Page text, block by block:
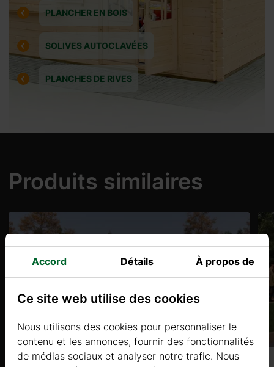
PLANCHER EN BOIS
SOLIVES AUTOCLAVÉES
PLANCHES DE RIVES
Produits similaires
5
Accord Détails À propos de
Ce site web utilise des cookies
Nous utilisons des cookies pour personnaliser le
contenu et les annonces, fournir des fonctionnalités
de médias sociaux et analyser notre trafic. Nous